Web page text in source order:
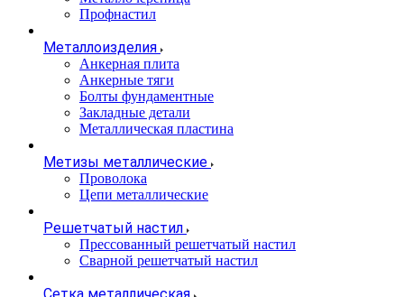
Профнастил
Металлоизделия
Анкерная плита
Анкерные тяги
Болты фундаментные
Закладные детали
Металлическая пластина
Метизы металлические
Проволока
Цепи металлические
Решетчатый настил
Прессованный решетчатый настил
Сварной решетчатый настил